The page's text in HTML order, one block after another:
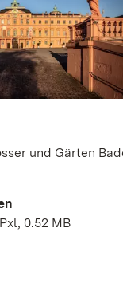
und Gärten
0.52 MB